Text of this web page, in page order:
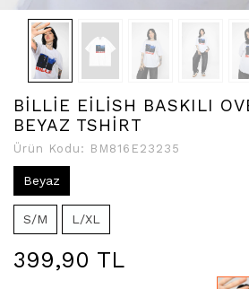
BİLLİE EİLİSH BASKILI
BEYAZ TSHİRT
Ürün Kodu: BM816E23235
Beyaz
S/M L/XL
399,90 TL